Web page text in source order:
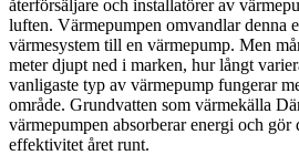
återförsäljare och installatörer av
luften. Värmepumpen omvandlar denna
värmesystem till en värmepump. Men
meter djupt ned i marken, hur långt
vanligaste typ av värmepump fungerar
område. Grundvatten som värmekälla
värmepumpen absorberar energi och
effektivitet året runt.